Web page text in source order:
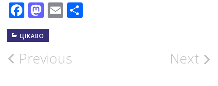
Facebook
Mastodon
EmailПоділитися
ЦІКАВО
Post
Previous Next